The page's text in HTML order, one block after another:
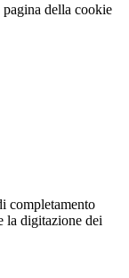
della cookie
completamento
la digitazione dei